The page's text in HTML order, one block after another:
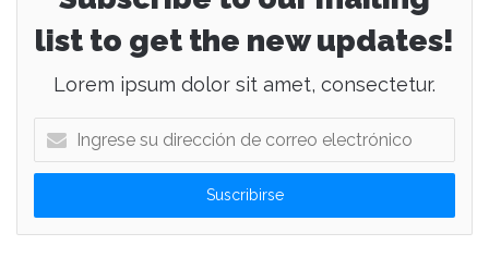
list to get the new updates!
Lorem ipsum dolor sit amet, consectetur.
g
e